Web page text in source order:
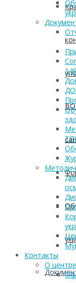
149
Контакты
О центре